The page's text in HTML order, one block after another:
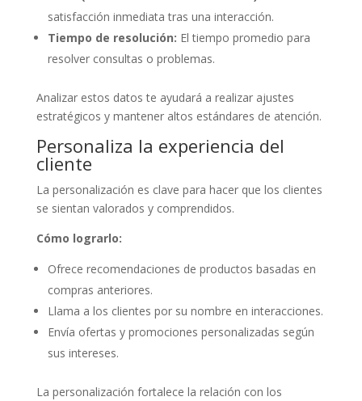
satisfacción inmediata tras una interacción.
Tiempo de resolución: El tiempo promedio para
resolver consultas o problemas.
Analizar estos datos te ayudará a realizar ajustes
estratégicos y mantener altos estándares de atención.
Personaliza la experiencia del
cliente
La personalización es clave para hacer que los clientes
se sientan valorados y comprendidos.
Cómo lograrlo:
Ofrece recomendaciones de productos basadas en
compras anteriores.
Llama a los clientes por su nombre en interacciones.
Envía ofertas y promociones personalizadas según
sus intereses.
La personalización fortalece la relación con los